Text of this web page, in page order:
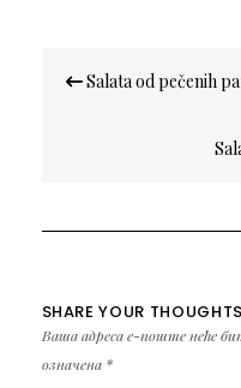
чланка
Salata od pečenih
SHARE YOUR THOUGHTS
Ваша адреса е-поште неће
означена *